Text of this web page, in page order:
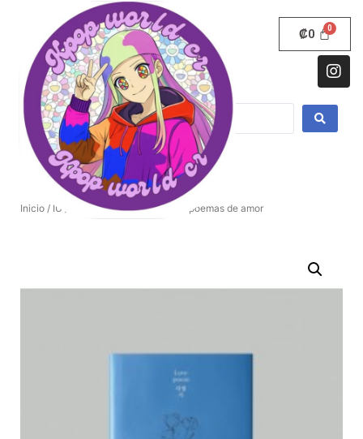
₡0
Inicio / IU / IU 5to mini álbum – CD de poemas de amor